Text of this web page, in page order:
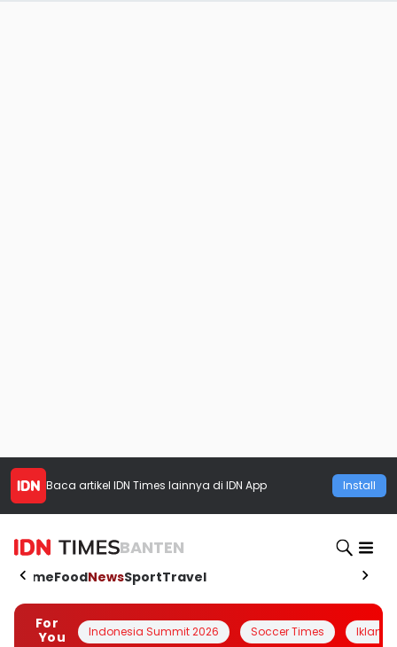
Baca artikel IDN Times lainnya di IDN App Install
BANTEN
HomeFoodNewsSportTravel
For
You
Indonesia Summit 2026 Soccer Times Iklanin